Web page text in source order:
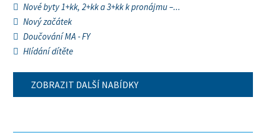
Nové byty 1+kk, 2+kk a 3+kk k pronájmu –...
Nový začátek
Doučování MA - FY
Hlídání dítěte
ZOBRAZIT DALŠÍ NABÍDKY